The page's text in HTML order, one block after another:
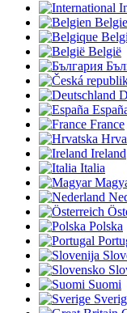
België
France
Ireland
Italia
Polska
Suomi